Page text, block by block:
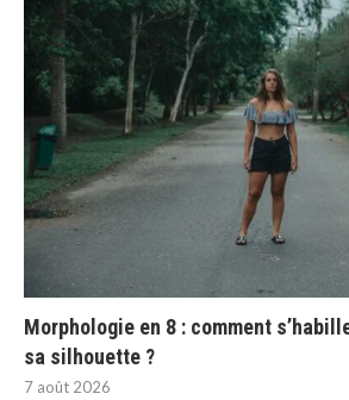
Morphologie en 8 : comment
sa silhouette ?
7 août 2026